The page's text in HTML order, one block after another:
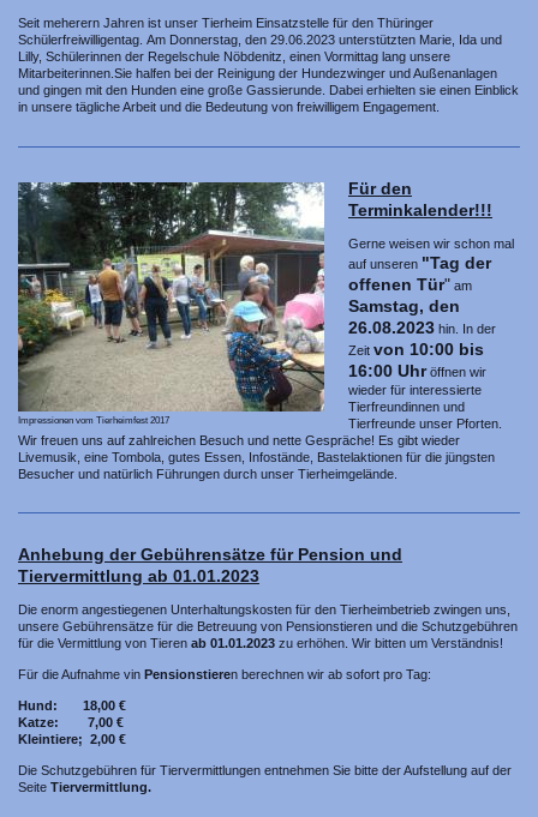
Seit meherern Jahren ist unser Tierheim Einsatzstelle für den Thüringer
Schülerfreiwilligentag. Am Donnerstag, den 29.06.2023 unterstützten Marie, Ida und
Lilly, Schülerinnen der Regelschule Nöbdenitz, einen Vormittag lang unsere
Mitarbeiterinnen.Sie halfen bei der Reinigung der Hundezwinger und Außenanlagen
und gingen mit den Hunden eine große Gassierunde. Dabei erhielten sie einen Einblick
in unsere tägliche Arbeit und die Bedeutung von freiwilligem Engagement.
Impressionen vom Tierheimfest 2017
Für den
Terminkalender!!!
Gerne weisen wir schon mal
auf unseren "Tag der
offenen Tür" am
Samstag, den
26.08.2023 hin. In der
Zeit von 10:00 bis
16:00 Uhröffnen wir
wieder für interessierte
Tierfreundinnen und
Tierfreunde unser Pforten.
Wir freuen uns auf zahlreichen Besuch und nette Gespräche! Es gibt wieder
Livemusik, eine Tombola, gutes Essen, Infostände, Bastelaktionen für die jüngsten
Besucher und natürlich Führungen durch unser Tierheimgelände.
Anhebung der Gebührensätze für Pension und
Tiervermittlung ab 01.01.2023
Die enorm angestiegenen Unterhaltungskosten für den Tierheimbetrieb zwingen uns,
unsere Gebührensätze für die Betreuung von Pensionstieren und die Schutzgebühren
für die Vermittlung von Tieren ab 01.01.2023 zu erhöhen. Wir bitten um Verständnis!
Für die Aufnahme vin Pensionstieren berechnen wir ab sofort pro Tag:
Hund: 18,00 €
Katze: 7,00 €
Kleintiere; 2,00 €
Die Schutzgebühren für Tiervermittlungen entnehmen Sie bitte der Aufstellung auf der
Seite Tiervermittlung.